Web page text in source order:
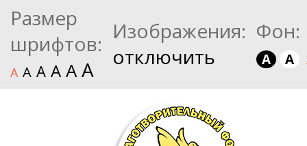
Размер
шрифтов:
A A A A AA
Изображения:
отключить
Фон:
A A